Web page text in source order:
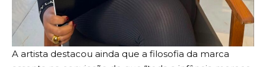
A artista destacou ainda que a filosofia da marca